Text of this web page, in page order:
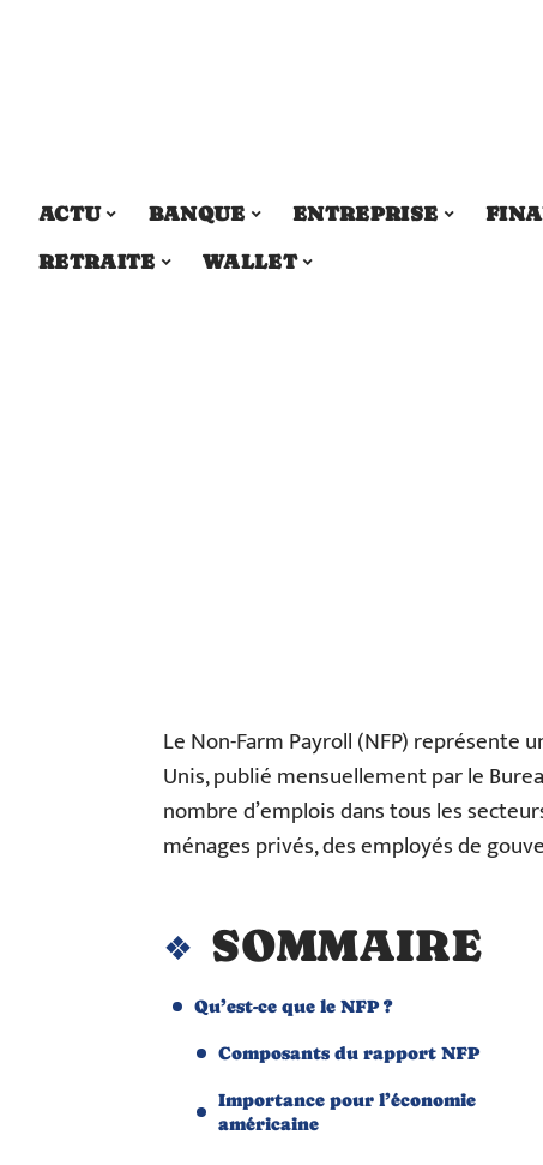
ACTU BANQUE ENTREPRISE
RETRAITE
WALLET
Le Non-Farm Payroll (NFP) représente
Unis, publié mensuellement par le
nombre d’emplois dans tous les
ménages privés, des employés de
SOMMAIRE
Qu’est-ce que le NFP ?
Composants du rapport NFP
Importance pour l’économie
américaine